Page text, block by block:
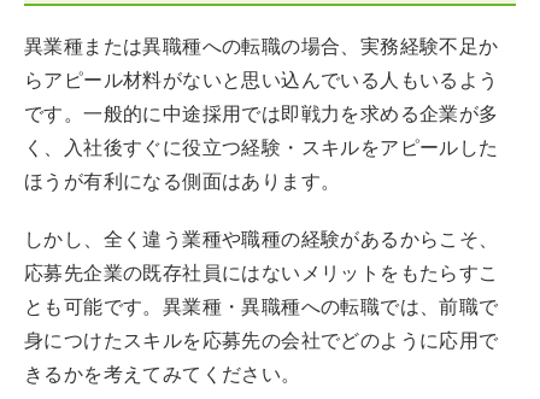
異業種または異職種への転職の場合、実務経験不足か
らアピール材料がないと思い込んでいる人もいるよう
です。一般的に中途採用では即戦力を求める企業が多
く、入社後すぐに役立つ経験・スキルをアピールした
ほうが有利になる側面はあります。
しかし、全く違う業種や職種の経験があるからこそ、
応募先企業の既存社員にはないメリットをもたらすこ
とも可能です。異業種・異職種への転職では、前職で
身につけたスキルを応募先の会社でどのように応用で
きるかを考えてみてください。